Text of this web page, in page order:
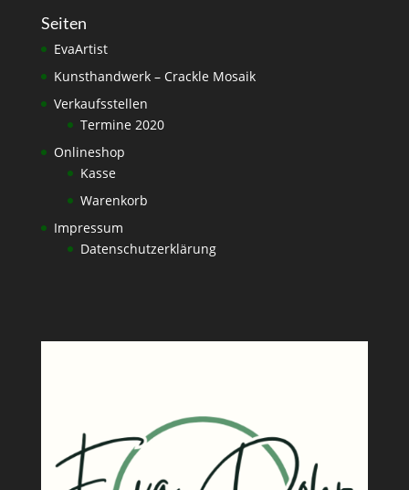
Seiten
EvaArtist
Kunsthandwerk – Crackle Mosaik
Verkaufsstellen
Termine 2020
Onlineshop
Kasse
Warenkorb
Impressum
Datenschutzerklärung